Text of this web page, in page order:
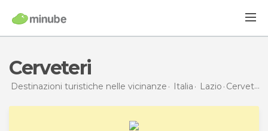
Cerveteri
Destinazioni turistiche nelle vicinanze Italia Lazio Cerveteri